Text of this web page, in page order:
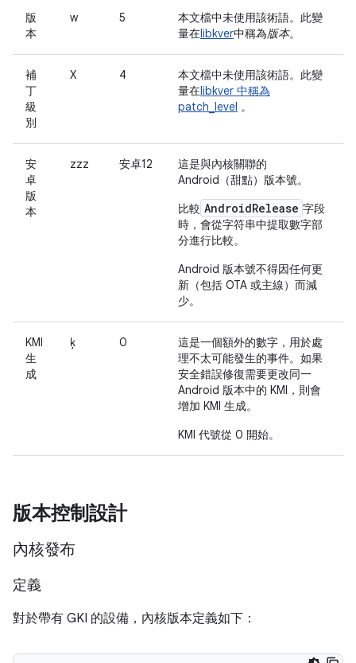
版
本
w 5
本文檔中未使用該術語。此變
量在libkver中稱為版本。
補
丁
級
別
X 4
本文檔中未使用該術語。此變
量在libkver 中稱為
patch_level 。
安
卓
版
本
zzz 安卓12
這是與內核關聯的
Android（甜點）版本號。
比較 AndroidRelease 字段
時，會從字符串中提取數字部
分進行比較。
Android 版本號不得因任何更
新（包括 OTA 或主線）而減
少。
KMI
生
成
ķ 0
這是一個額外的數字，用於處
理不太可能發生的事件。如果
安全錯誤修復需要更改同一
Android 版本中的 KMI，則會
增加 KMI 生成。
KMI 代號從 0 開始。
版本控制設計
內核發布
定義
對於帶有 GKI 的設備，內核版本定義如下：